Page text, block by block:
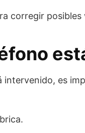
corregir posibles
es